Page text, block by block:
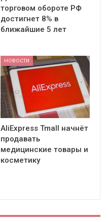
торговом обороте РФ
достигнет 8% в
ближайшие 5 лет
НОВОСТИ
AliExpress Tmall начнёт
продавать
медицинские товары и
косметику